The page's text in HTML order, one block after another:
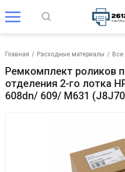
Главная / Расходные материалы / Все
Ремкомплект роликов
отделения 2-го лотка
608dn/ 609/ M631